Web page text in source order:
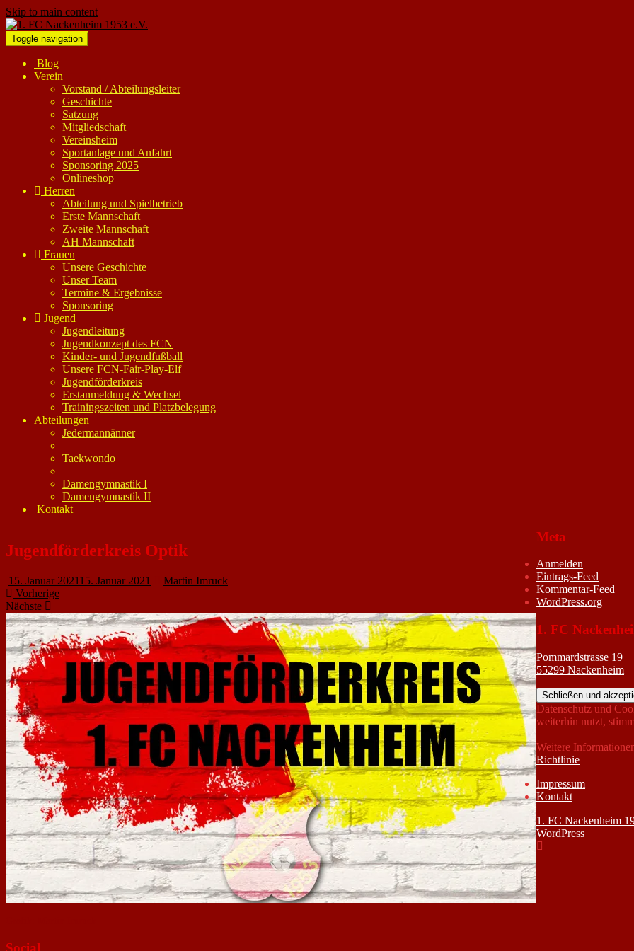
Skip to main content
Toggle navigation
Blog
Verein
Vorstand / Abteilungsleiter
Geschichte
Satzung
Mitgliedschaft
Vereinsheim
Sportanlage und Anfahrt
Sponsoring 2025
Onlineshop
Herren
Abteilung und Spielbetrieb
Erste Mannschaft
Zweite Mannschaft
AH Mannschaft
Frauen
Unsere Geschichte
Unser Team
Termine & Ergebnisse
Sponsoring
Jugend
Jugendleitung
Jugendkonzept des FCN
Kinder- und Jugendfußball
Unsere FCN-Fair-Play-Elf
Jugendförderkreis
Erstanmeldung & Wechsel
Trainingszeiten und Platzbelegung
Abteilungen
Jedermannänner
Taekwondo
Damengymnastik I
Damengymnastik II
Kontakt
Jugendförderkreis Optik
15. Januar 202115. Januar 2021
Martin Imruck
Vorherige
Nächste
Social
Meta
Anmelden
Eintrags-Feed
Kommentar-Feed
WordPress.org
1. FC
Pommardstrasse 19
55299 Nackenheim
Datenschutz und
weiterhin nutzt,
Weitere
Richtlinie
Impressum
Kontakt
1. FC Nackenheim
WordPress